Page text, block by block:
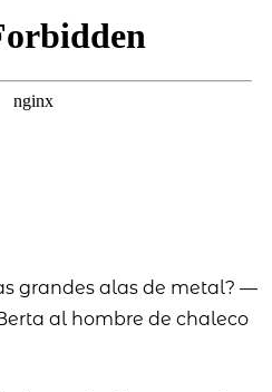
grandes alas de metal? —
al hombre de chaleco